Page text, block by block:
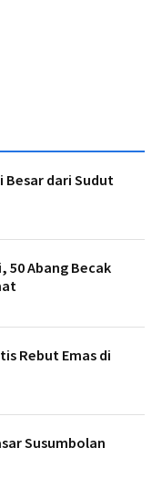
Besar dari Sudut
50 Abang Becak
Rebut Emas di
Susumbolan